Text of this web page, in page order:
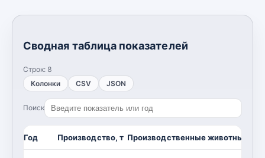
Сводная таблица показателей
Строк: 8
Колонки
CSV JSON
Поиск
Год Производство, т Производственные животные/